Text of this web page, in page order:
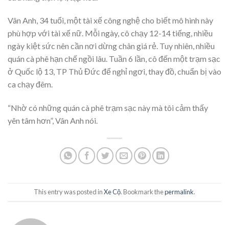
Vân Anh, 34 tuổi, một tài xế công nghệ cho biết mô hình này
phù hợp với tài xế nữ. Mỗi ngày, cô chạy 12-14 tiếng, nhiều
ngày kiệt sức nên cần nơi dừng chân giá rẻ. Tuy nhiên, nhiều
quán cà phê hạn chế ngồi lâu. Tuần 6 lần, cô đến một trạm sạc
ở Quốc lộ 13, TP Thủ Đức để nghỉ ngơi, thay đồ, chuẩn bị vào
ca chạy đêm.
“Nhờ có những quán cà phê trạm sạc này mà tôi cảm thấy
yên tâm hơn”, Vân Anh nói.
This entry was posted inXe Cộ. Bookmark thepermalink.